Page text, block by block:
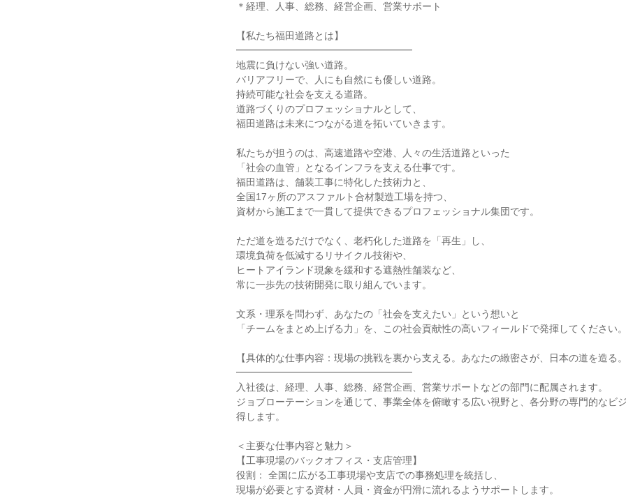
＊経理、人事、総務、経営企画、営業サポート
【私たち福田道路とは】
━━━━━━━━━━━━━━━━━━
地震に負けない強い道路。
バリアフリーで、人にも自然にも優しい道路。
持続可能な社会を支える道路。
道路づくりのプロフェッショナルとして、
福田道路は未来につながる道を拓いていきます。
私たちが担うのは、高速道路や空港、人々の生活道路といった
「社会の血管」となるインフラを支える仕事です。
福田道路は、舗装工事に特化した技術力と、
全国17ヶ所のアスファルト合材製造工場を持つ、
資材から施工まで一貫して提供できるプロフェッショナル集団です。
ただ道を造るだけでなく、老朽化した道路を「再生」し、
環境負荷を低減するリサイクル技術や、
ヒートアイランド現象を緩和する遮熱性舗装など、
常に一歩先の技術開発に取り組んでいます。
文系・理系を問わず、あなたの「社会を支えたい」という想いと
「チームをまとめ上げる力」を、この社会貢献性の高いフィールドで発揮してください。
【具体的な仕事内容：現場の挑戦を裏から支える。あなたの緻密さが、日本の道を造る。
━━━━━━━━━━━━━━━━━━
入社後は、経理、人事、総務、経営企画、営業サポートなどの部門に配属されます。
ジョブローテーションを通じて、事業全体を俯瞰する広い視野と、各分野の専門的なビ
得します。
＜主要な仕事内容と魅力＞
【工事現場のバックオフィス・支店管理】
役割： 全国に広がる工事現場や支店での事務処理を統括し、
現場が必要とする資材・人員・資金が円滑に流れるようサポートします。